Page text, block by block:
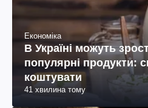
Економіка
В Україні можуть
популярні продукти:
коштувати
41 хвилина тому